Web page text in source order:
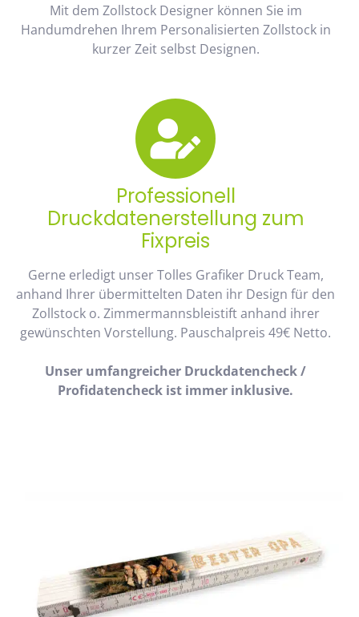
Mit dem Zollstock Designer können Sie im
Handumdrehen Ihrem Personalisierten Zollstock in
kurzer Zeit selbst Designen.
Professionell
Druckdatenerstellung zum
Fixpreis
Gerne erledigt unser Tolles Grafiker Druck Team,
anhand Ihrer übermittelten Daten ihr Design für den
Zollstock o. Zimmermannsbleistift anhand ihrer
gewünschten Vorstellung. Pauschalpreis 49€ Netto.
Unser umfangreicher Druckdatencheck /
Profidatencheck ist immer inklusive.